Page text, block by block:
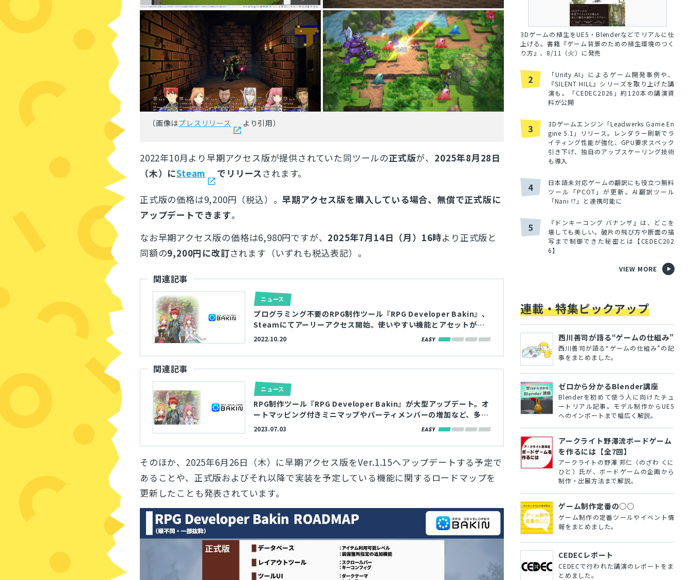
（画像はプレスリリース より引用）
2022年10月より早期アクセス版が提供されていた同ツールの正式版が、 2025年8月28日
（木）にSteam でリリースされます。
正式版の価格は9,200円（税込）。早期アクセス版を購入している場合、無償で正式版に
アップデートできます。
なお早期アクセス版の価格は6,980円ですが、 2025年7月14日（月）16時より正式版と
同額の9,200円に改訂されます（いずれも税込表記）。
関連記事
ニュース
プログラミング不要のRPG制作ツール『RPG Developer Bakin』、
Steamにてアーリーアクセス開始。使いやすい機能とアセットが豊
富に揃い、ゲーム作りをサポートする
2022.10.20
関連記事
ニュース
RPG制作ツール『RPG Developer Bakin』が大型アップデート。オ
ートマッピング付きミニマップやパーティメンバーの増加など、多く
の機能が実装
2023.07.03
そのほか、2025年6月26日（木）に早期アクセス版をVer.1.15へアップデートする予定で
あることや、正式版およびそれ以降で実装を予定している機能に関するロードマップを
更新したことも発表されています。
3Dゲームの植生をUE5・Blenderなどでリアルに仕
上げる。書籍『ゲーム背景のための植生環境のつく
り方』、8/11（火）に発売
2
「Unity AI」によるゲーム開発事例や、
『SILENT HILL』シリーズを取り上げた講
演も。「CEDEC2026」約120本の講演資
料が公開
3
3Dゲームエンジン「Leadwerks Game En
gine 5.1」リリース。レンダラー刷新でラ
イティング性能が強化、GPU要求スペック
引き下げ、独自のアップスケーリング技術
も導入
4
日本語未対応ゲームの翻訳にも役立つ無料
ツール「PCOT」が更新。AI翻訳ツール
「Nani !?」と連携可能に
5
『ドンキーコング バナンザ』は、どこを
壊しても美しい。破片の飛び方や断面の描
写まで制御できた秘密とは【CEDEC202
6】
VIEW MORE
連載・特集ピックアップ
西川善司が語る“ゲームの仕組み”
西川善司が語る“ゲームの仕組み”の記
事をまとめました。
ゼロから分かるBlender講座
Blenderを初めて使う人に向けたチュ
ートリアル記事。モデル制作からUE5
へのインポートまで幅広く解説。
アークライト野澤流ボードゲーム
を作るには【全7回】
アークライトの野澤 邦仁（のざわ くに
ひと）氏が、ボードゲームの企画から
制作・出展方法まで解説。
ゲーム制作定番の○○
ゲーム制作の定番ツールやイベント情
報をまとめました。
CEDECレポート
CEDECで行われた講演のレポートをま
とめました。
とじる